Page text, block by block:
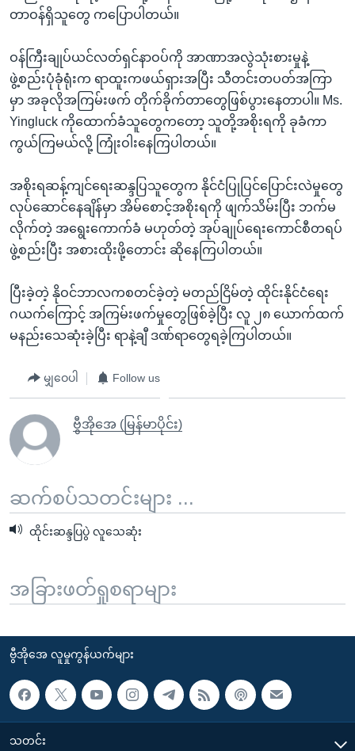
တာဝန်ရှိသူတွေ ကပြောပါတယ်။
ဝန်ကြီးချုပ်ယင်လတ်ရှင်နာဝပ်ကို အာဏာအလွဲသုံးစားမှုနဲ့
ဖွဲ့စည်းပုံခုံရုံးက ရာထူးကဖယ်ရှားအပြီး သီတင်းတပတ်အကြာ
မှာ အခုလိုအကြမ်းဖက် တိုက်ခိုက်တာတွေဖြစ်ပွားနေတာပါ။ Ms.
Yingluck ကိုထောက်ခံသူတွေကတော့ သူတို့အစိုးရကို ခုခံကာ
ကွယ်ကြမယ်လို့ ကြုံးဝါးနေကြပါတယ်။
အစိုးရဆန့်ကျင်ရေးဆန္ဒပြသူတွေက နိုင်ငံပြုပြင်ပြောင်းလဲမှုတွေ
လုပ်ဆောင်နေချိန်မှာ အိမ်စောင့်အစိုးရကို ဖျက်သိမ်းပြီး ဘက်မ
လိုက်တဲ့ အရွေးကောက်ခံ မဟုတ်တဲ့ အုပ်ချုပ်ရေးကောင်စီတရပ်
ဖွဲ့စည်းပြီး အစားထိုးဖို့တောင်း ဆိုနေကြပါတယ်။
ပြီးခဲ့တဲ့ နိုဝင်ဘာလကစတင်ခဲ့တဲ့ မတည်ငြိမ်တဲ့ ထိုင်းနိုင်ငံရေး
ဂယက်ကြောင့် အကြမ်းဖက်မှုတွေဖြစ်ခဲ့ပြီး လူ ၂၈ ယောက်ထက်
မနည်းသေဆုံးခဲ့ပြီး ရာနဲ့ချီ ဒဏ်ရာတွေရခဲ့ကြပါတယ်။
မျှဝေပါ Follow us
ဗွီအိုအေ (မြန်မာပိုင်း)
ဆက်စပ်သတင်းများ ...
ထိုင်းဆန္ဒပြပွဲ လူသေဆုံး
အခြားဖတ်ရှုစရာများ
ဗွီအိုအေ လူမှုကွန်ယက်များ
သတင်း